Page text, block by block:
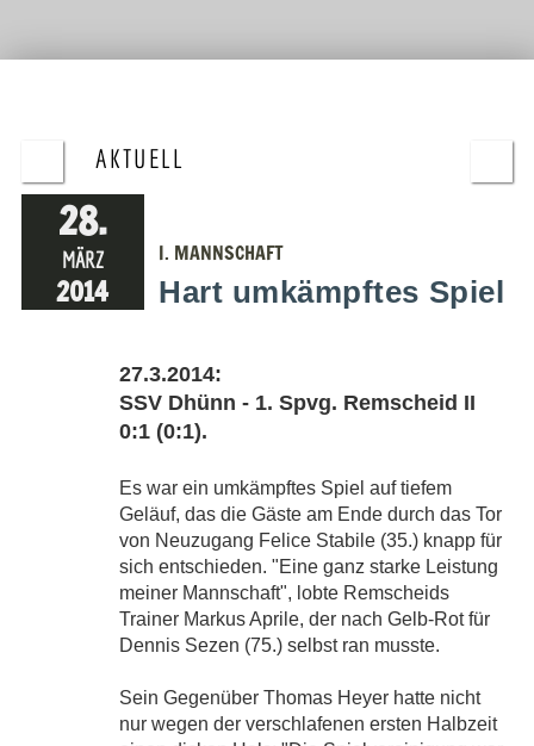
AKTUELL
28.
MÄRZ
2014
I. MANNSCHAFT
Hart umkämpftes Spiel
27.3.2014:
SSV Dhünn - 1. Spvg. Remscheid II
0:1 (0:1).
Es war ein umkämpftes Spiel auf tiefem
Geläuf, das die Gäste am Ende durch das Tor
von Neuzugang Felice Stabile (35.) knapp für
sich entschieden. "Eine ganz starke Leistung
meiner Mannschaft", lobte Remscheids
Trainer Markus Aprile, der nach Gelb-Rot für
Dennis Sezen (75.) selbst ran musste.
Sein Gegenüber Thomas Heyer hatte nicht
nur wegen der verschlafenen ersten Halbzeit